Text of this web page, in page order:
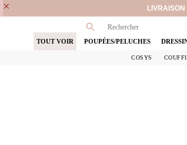
×
TOUT VOIR
POUPÉES/PELUCHES
COSYS